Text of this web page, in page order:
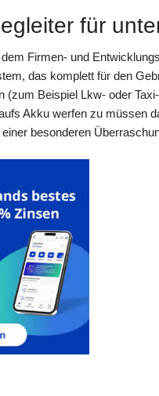
für
Firmen- und
das komplett für den
Beispiel Lkw- oder
Akku werfen zu müssen
besonderen